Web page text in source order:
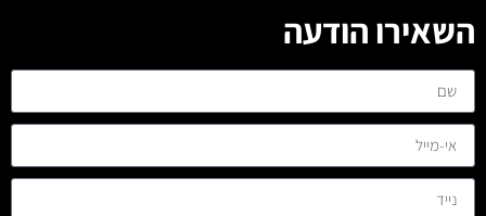
השאירו הודעה